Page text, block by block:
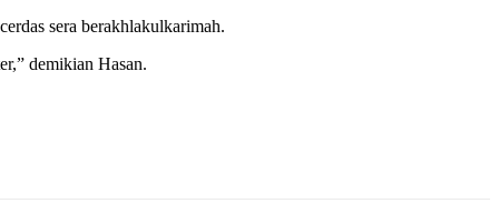
sera berakhlakulkarimah.
demikian Hasan.